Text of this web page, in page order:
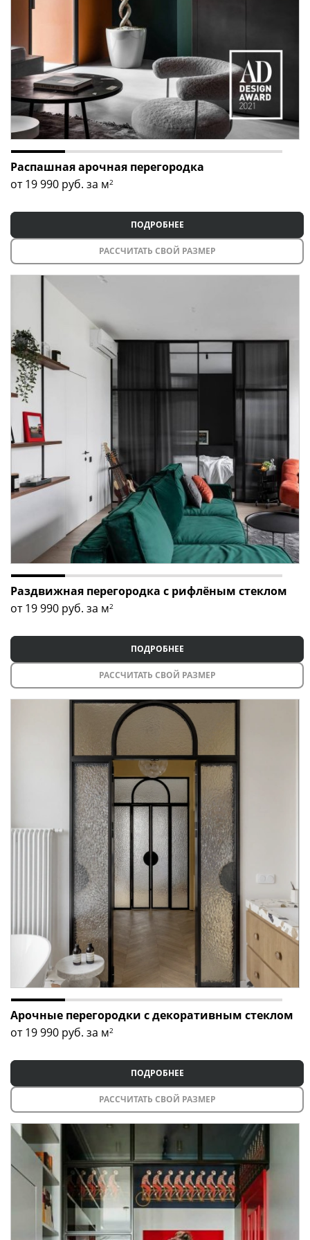
Распашная арочная перегородка
от 19 990 руб. за м2
ПОДРОБНЕЕ
РАССЧИТАТЬ СВОЙ РАЗМЕР
Раздвижная перегородка с рифлёным стеклом
от 19 990 руб. за м2
ПОДРОБНЕЕ
РАССЧИТАТЬ СВОЙ РАЗМЕР
Арочные перегородки с декоративным стеклом
от 19 990 руб. за м2
ПОДРОБНЕЕ
РАССЧИТАТЬ СВОЙ РАЗМЕР